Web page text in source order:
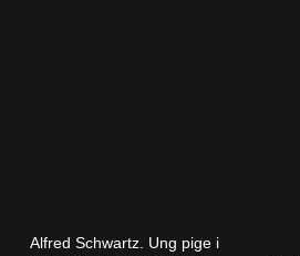
Alfred Schwartz. Ung pige i